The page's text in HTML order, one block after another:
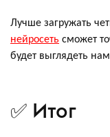
Лучше загружать
нейросеть сможет
будет выглядеть
✅ Итог